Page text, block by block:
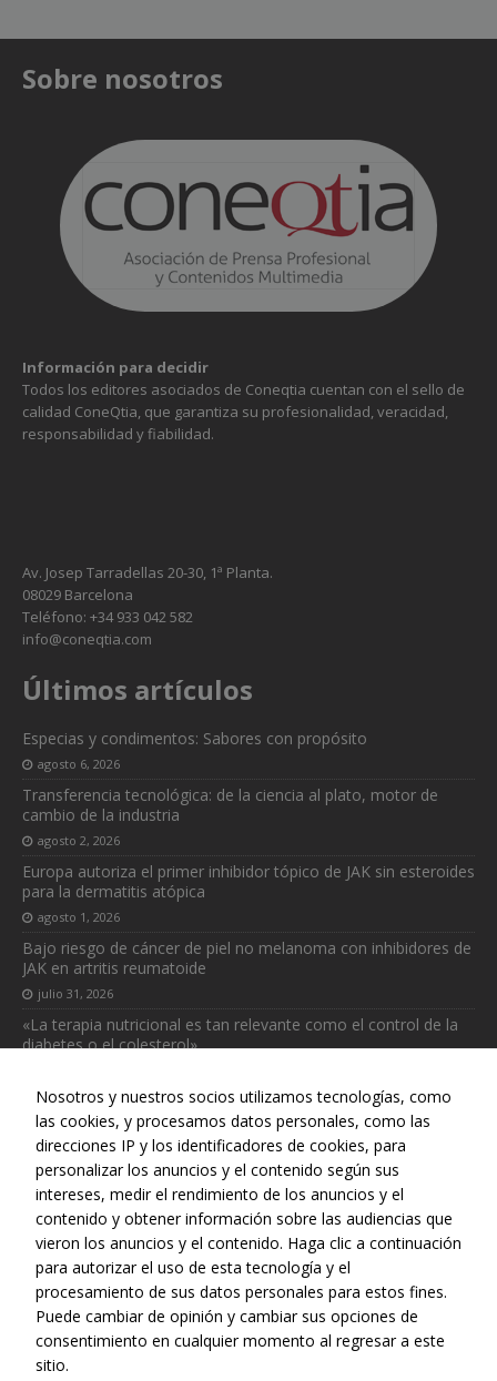
Sobre nosotros
Información para decidir
Todos los editores asociados de Coneqtia cuentan con el sello de
calidad ConeQtia, que garantiza su profesionalidad, veracidad,
responsabilidad y fiabilidad.
Av. Josep Tarradellas 20-30, 1ª Planta.
08029 Barcelona
Teléfono: +34 933 042 582
info@coneqtia.com
Últimos artículos
Especias y condimentos: Sabores con propósito
agosto 6, 2026
Transferencia tecnológica: de la ciencia al plato, motor de
cambio de la industria
agosto 2, 2026
Europa autoriza el primer inhibidor tópico de JAK sin esteroides
para la dermatitis atópica
agosto 1, 2026
Bajo riesgo de cáncer de piel no melanoma con inhibidores de
JAK en artritis reumatoide
julio 31, 2026
«La terapia nutricional es tan relevante como el control de la
diabetes o el colesterol»
Web realizada con el patrocinio del Centro Español de Derechos
Reprográficos
Nosotros y nuestros socios utilizamos tecnologías, como
las cookies, y procesamos datos personales, como las
direcciones IP y los identificadores de cookies, para
personalizar los anuncios y el contenido según sus
intereses, medir el rendimiento de los anuncios y el
contenido y obtener información sobre las audiencias que
vieron los anuncios y el contenido. Haga clic a continuación
para autorizar el uso de esta tecnología y el
procesamiento de sus datos personales para estos fines.
Puede cambiar de opinión y cambiar sus opciones de
consentimiento en cualquier momento al regresar a este
sitio.